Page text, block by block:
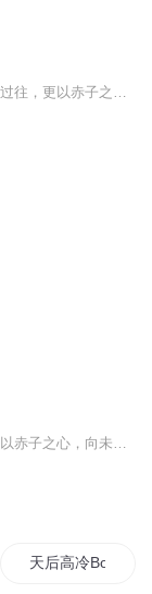
天后高冷Boss请